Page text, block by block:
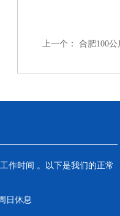
上一个： 合肥100
作时间 。以下是我们的正常
日休息